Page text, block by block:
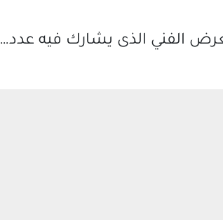
الفني الذى يشارك فيه عدد…